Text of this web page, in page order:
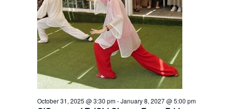
October 31, 2025 @ 3:30 pm-January 8, 2027 @ 5:00 pm